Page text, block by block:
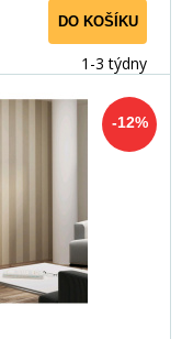
DO KOŠÍKU
1-3 týdny
-12%